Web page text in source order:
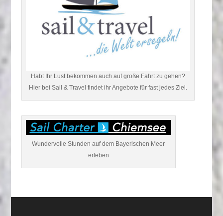
Habt Ihr Lust bekommen auch auf große Fahrt zu gehen?
Hier bei Sail & Travel findet ihr Angebote für fast jedes Ziel.
Wundervolle Stunden auf dem Bayerischen Meer
erleben